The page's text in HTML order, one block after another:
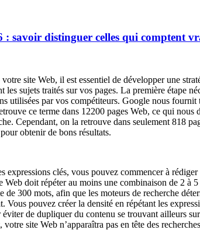
: savoir distinguer celles qui comptent
site Web, il est essentiel de développer une
les sujets traités sur vos pages. La première étape
utilisées par vos compétiteurs. Google nous
ce terme dans 12200 pages Web, ce qui
Cependant, on la retrouve dans seulement 818
obtenir de bons résultats.
expressions clés, vous pouvez commencer à
Web doit répéter au moins une combinaison de 2
de 300 mots, afin que les moteurs de recherche
Vous pouvez créer la densité en répétant les
de dupliquer du contenu se trouvant ailleurs
site Web n’apparaîtra pas en tête des